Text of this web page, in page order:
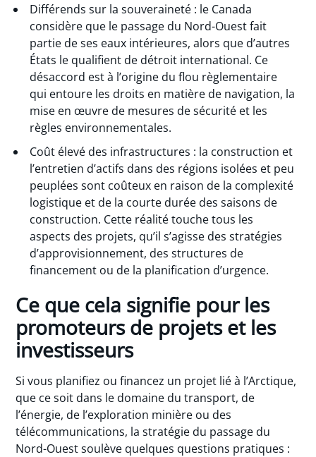
Différends sur la souveraineté : le Canada
considère que le passage du Nord-Ouest fait
partie de ses eaux intérieures, alors que d’autres
États le qualifient de détroit international. Ce
désaccord est à l’origine du flou règlementaire
qui entoure les droits en matière de navigation, la
mise en œuvre de mesures de sécurité et les
règles environnementales.
Coût élevé des infrastructures : la construction et
l’entretien d’actifs dans des régions isolées et peu
peuplées sont coûteux en raison de la complexité
logistique et de la courte durée des saisons de
construction. Cette réalité touche tous les
aspects des projets, qu’il s’agisse des stratégies
d’approvisionnement, des structures de
financement ou de la planification d’urgence.
Ce que cela signifie pour les
promoteurs de projets et les
investisseurs
Si vous planifiez ou financez un projet lié à l’Arctique,
que ce soit dans le domaine du transport, de
l’énergie, de l’exploration minière ou des
télécommunications, la stratégie du passage du
Nord-Ouest soulève quelques questions pratiques :